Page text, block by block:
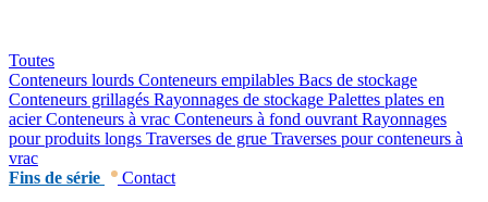
Toutes
Conteneurs lourds Conteneurs empilables Bacs de stockage
Conteneurs grillagés Rayonnages de stockage Palettes plates en
acierConteneurs à vrac Conteneurs à fond ouvrant Rayonnages
pour produits longs Traverses de grue Traverses pour conteneurs à
vrac
Fins de série
Contact